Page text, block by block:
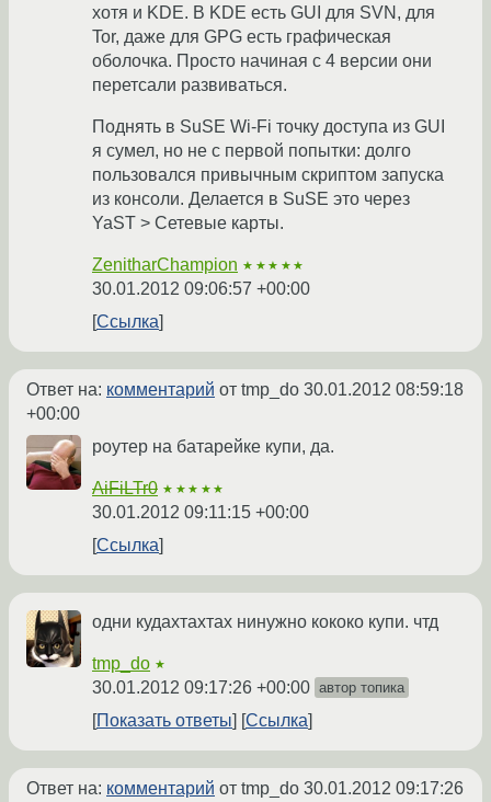
хотя и KDE. В KDE есть GUI для SVN, для
Tor, даже для GPG есть графическая
оболочка. Просто начиная с 4 версии они
перетсали развиваться.
Поднять в SuSE Wi-Fi точку доступа из GUI
я сумел, но не с первой попытки: долго
пользовался привычным скриптом запуска
из консоли. Делается в SuSE это через
YaST > Сетевые карты.
ZenitharChampion ★★★★★
30.01.2012 09:06:57 +00:00
Ссылка
Ответ на: комментарий от tmp_do 30.01.2012 08:59:18
+00:00
роутер на батарейке купи, да.
AiFiLTr0 ★★★★★
30.01.2012 09:11:15 +00:00
Ссылка
одни кудахтахтах нинужно кококо купи. чтд
tmp_do ★
30.01.2012 09:17:26 +00:00 автор топика
Показать ответы Ссылка
Ответ на: комментарий от tmp_do 30.01.2012 09:17:26